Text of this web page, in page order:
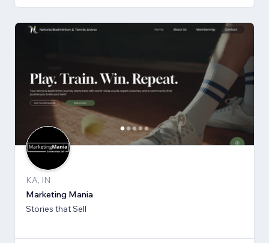
KA, IN
Marketing Mania
Stories that Sell